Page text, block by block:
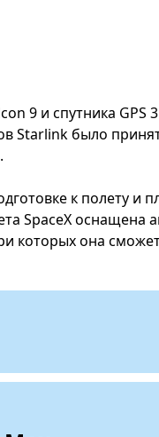
9 и спутника GPS
Starlink было
к полету и
SpaceX оснащена
которых она